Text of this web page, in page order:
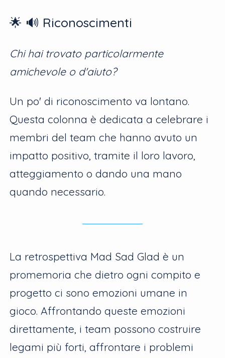
🌟 🔊 Riconoscimenti
Chi hai trovato particolarmente
amichevole o d'aiuto?
Un po' di riconoscimento va lontano.
Questa colonna è dedicata a celebrare i
membri del team che hanno avuto un
impatto positivo, tramite il loro lavoro,
atteggiamento o dando una mano
quando necessario.
La retrospettiva Mad Sad Glad è un
promemoria che dietro ogni compito e
progetto ci sono emozioni umane in
gioco. Affrontando queste emozioni
direttamente, i team possono costruire
legami più forti, affrontare i problemi